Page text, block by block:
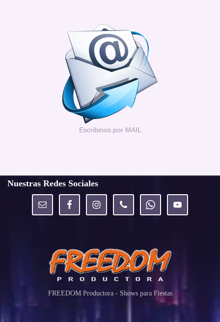
Escribinos por MAIL
Nuestras Redes Sociales
FREEDOM Productora - Shows para Fiestas